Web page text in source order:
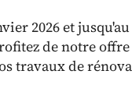
2026 et jusqu'au
de notre
travaux de